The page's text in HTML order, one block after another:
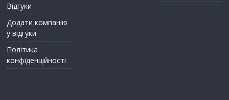
Відгуки
Додати компанію
у відгуки
Політика
конфіденційності